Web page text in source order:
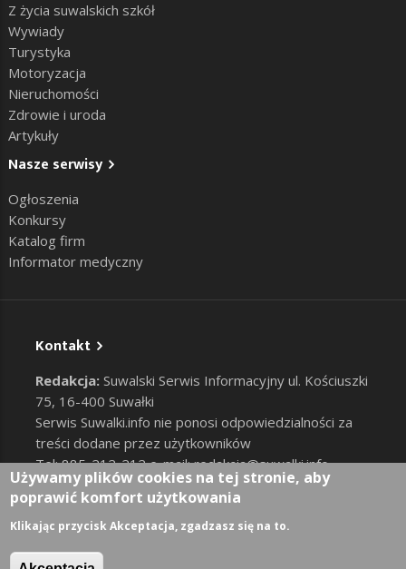
Z życia suwalskich szkół
Wywiady
Turystyka
Motoryzacja
Nieruchomości
Zdrowie i uroda
Artykuły
Nasze serwisy
Ogłoszenia
Konkursy
Katalog firm
Informator medyczny
Kontakt
Redakcja: Suwalski Serwis Informacyjny ul. Kościuszki
75, 16-400 Suwałki
Serwis Suwalki.info nie ponosi odpowiedzialności za
treści dodane przez użytkowników
Tel: 885-212-212 e-mail:redakcja@suwalki.info,
reklama@suwalki.info
RODO |Cookies
User account menu
Zaloguj
Używamy plików cookies na tej stronie, aby
poprawić komfort użytkowania
Klikając przycisk Akceptacja, zgadzasz się na to.